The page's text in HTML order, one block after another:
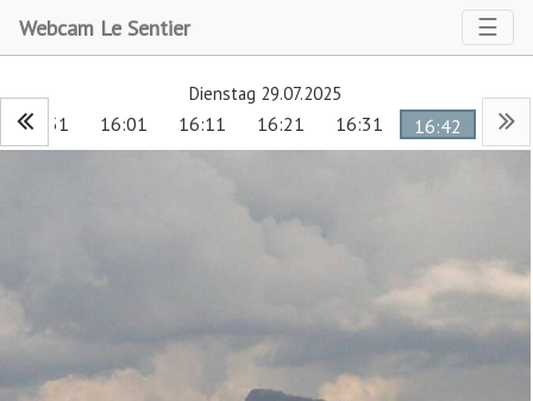
Webcam Le Sentier ☰
Dienstag 29.07.2025
15:51 16:01 16:11 16:21 16:31 16:42